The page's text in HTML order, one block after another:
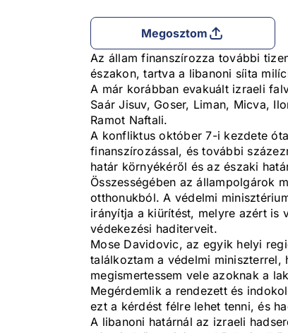
Megosztom
Az állam finanszírozza további
északon, tartva a libanoni síita
A már korábban evakuált izraeli
Saár Jisuv, Goser, Liman, Micva,
Ramot Naftali.
A konfliktus október 7-i kezdete
finanszírozással, és további
határ környékéről és az északi
Összességében az állampolgárok
otthonukból. A védelmi
irányítja a kiürítést, melyre azért is
védekezési haditerveit.
Mose Davidovic, az egyik helyi
találkoztam a védelmi miniszterrel,
megismertessem vele azoknak a
Megérdemlik a rendezett és
ezt a kérdést félre lehet tenni, és
A libanoni határnál az izraeli